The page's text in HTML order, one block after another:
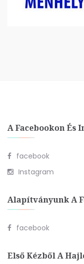
A Facebookon És
facebook
Instagram
Alapítványunk A
facebook
Első Kézből A